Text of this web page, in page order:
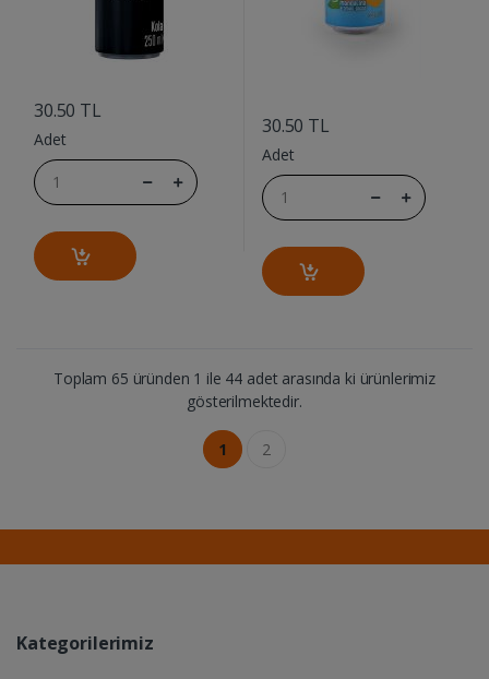
30.50 TL
Adet
30.50 TL
Adet
Toplam 65 üründen 1 ile 44 adet arasında ki ürünlerimiz
gösterilmektedir.
1 2
Kategorilerimiz